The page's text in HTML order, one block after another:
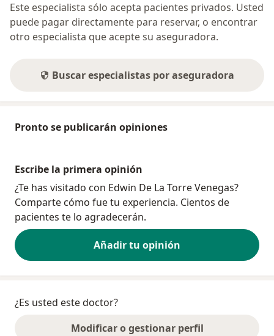
Este especialista sólo acepta pacientes privados. Usted
puede pagar directamente para reservar, o encontrar
otro especialista que acepte su aseguradora.
Buscar especialistas por aseguradora
Pronto se publicarán opiniones
Escribe la primera opinión
¿Te has visitado con Edwin De La Torre Venegas?
Comparte cómo fue tu experiencia. Cientos de
pacientes te lo agradecerán.
Añadir tu opinión
¿Es usted este doctor?
Modificar o gestionar perfil